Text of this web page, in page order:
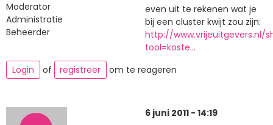
Moderator
Administratie
Beheerder
even uit te rekenen wat je
bij een cluster kwijt zou zijn:
http://www.vrijeuitgevers.nl/
tool=koste…
Login
of registreer om te reageren
6 juni 2011 - 14:19